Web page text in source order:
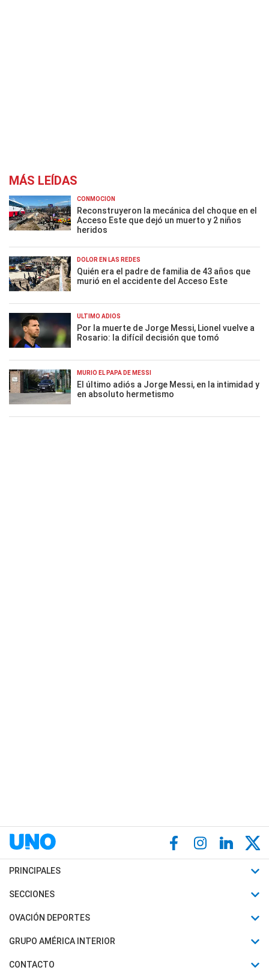
MÁS LEÍDAS
CONMOCIÓN
Reconstruyeron la mecánica del choque en el
Acceso Este que dejó un muerto y 2 niños
heridos
DOLOR EN LAS REDES
Quién era el padre de familia de 43 años que
murió en el accidente del Acceso Este
ÚLTIMO ADIÓS
Por la muerte de Jorge Messi, Lionel vuelve a
Rosario: la difícil decisión que tomó
MURIÓ EL PAPÁ DE MESSI
El último adiós a Jorge Messi, en la intimidad y
en absoluto hermetismo
PRINCIPALES
Últimas Noticias
Política
Judiciales
SECCIONES
Horóscopo
Motores
OVACIÓN DEPORTES
Fútbol
Mundial
GRUPO AMÉRICA INTERIOR
Canal 7 en Vivo
CONTACTO